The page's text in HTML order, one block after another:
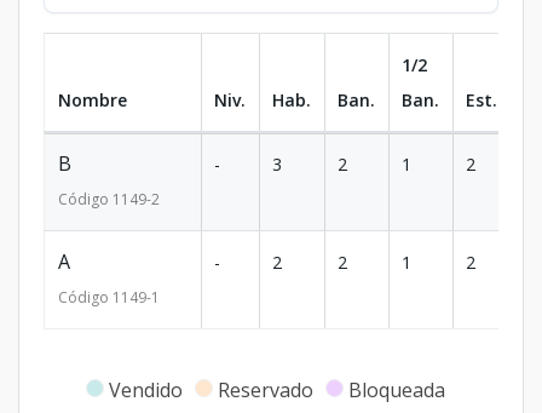
Nombre Niv. Hab. Ban.
1/2
Ban.
Est.
B
Código 1149-2
- 3 2 1 2
A
Código 1149-1
- 2 2 1 2
Vendido Reservado Bloqueada